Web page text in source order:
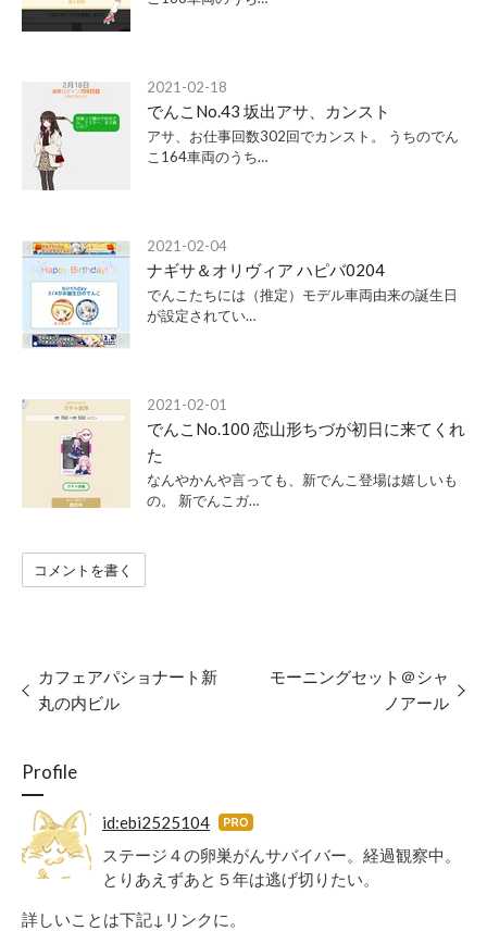
2021-02-18
でんこNo.43 坂出アサ、カンスト
アサ、お仕事回数302回でカンスト。 うちのでん
こ164車両のうち…
2021-02-04
ナギサ＆オリヴィア ハピバ0204
でんこたちには（推定）モデル車両由来の誕生日
が設定されてい…
2021-02-01
でんこNo.100 恋山形ちづが初日に来てくれ
た
なんやかんや言っても、新でんこ登場は嬉しいも
の。 新でんこガ…
コメントを書く
カフェアパショナート新
丸の内ビル
モーニングセット＠シャ
ノアール
Profile
id:ebi2525104 はて
なブ
ログ
ステージ４の卵巣がんサバイバー。経過観察中。
とりあえずあと５年は逃げ切りたい。
詳しいことは下記↓リンクに。